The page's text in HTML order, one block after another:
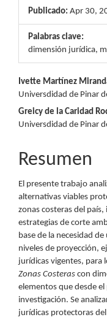
Publicado: Apr 30,
Palabras clave:
dimensión jurídica,
Contenido
principal
del
artículo
Ivette Martínez
Universdidad de Pinar
Greicy de la Caridad
Universdidad de Pinar
Resumen
El presente trabajo
alternativas viables
zonas costeras del
estrategias de corte
base de la necesidad
niveles de proyección,
jurídicas vigentes, para
Zonas Costeras con
elementos que desde
investigación. Se
jurídicas protectoras